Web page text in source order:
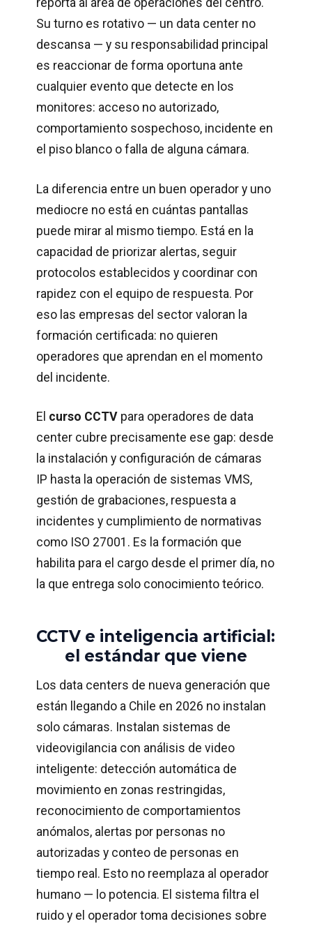
reporta al área de operaciones del centro.
Su turno es rotativo — un data center no
descansa — y su responsabilidad principal
es reaccionar de forma oportuna ante
cualquier evento que detecte en los
monitores: acceso no autorizado,
comportamiento sospechoso, incidente en
el piso blanco o falla de alguna cámara.
La diferencia entre un buen operador y uno
mediocre no está en cuántas pantallas
puede mirar al mismo tiempo. Está en la
capacidad de priorizar alertas, seguir
protocolos establecidos y coordinar con
rapidez con el equipo de respuesta. Por
eso las empresas del sector valoran la
formación certificada: no quieren
operadores que aprendan en el momento
del incidente.
El curso CCTV para operadores de data
center cubre precisamente ese gap: desde
la instalación y configuración de cámaras
IP hasta la operación de sistemas VMS,
gestión de grabaciones, respuesta a
incidentes y cumplimiento de normativas
como ISO 27001. Es la formación que
habilita para el cargo desde el primer día, no
la que entrega solo conocimiento teórico.
CCTV e inteligencia artificial:
el estándar que viene
Los data centers de nueva generación que
están llegando a Chile en 2026 no instalan
solo cámaras. Instalan sistemas de
videovigilancia con análisis de video
inteligente: detección automática de
movimiento en zonas restringidas,
reconocimiento de comportamientos
anómalos, alertas por personas no
autorizadas y conteo de personas en
tiempo real. Esto no reemplaza al operador
humano — lo potencia. El sistema filtra el
ruido y el operador toma decisiones sobre